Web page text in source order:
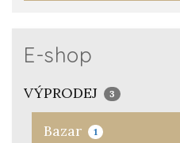
E-shop
VÝPRODEJ 3
Bazar 1